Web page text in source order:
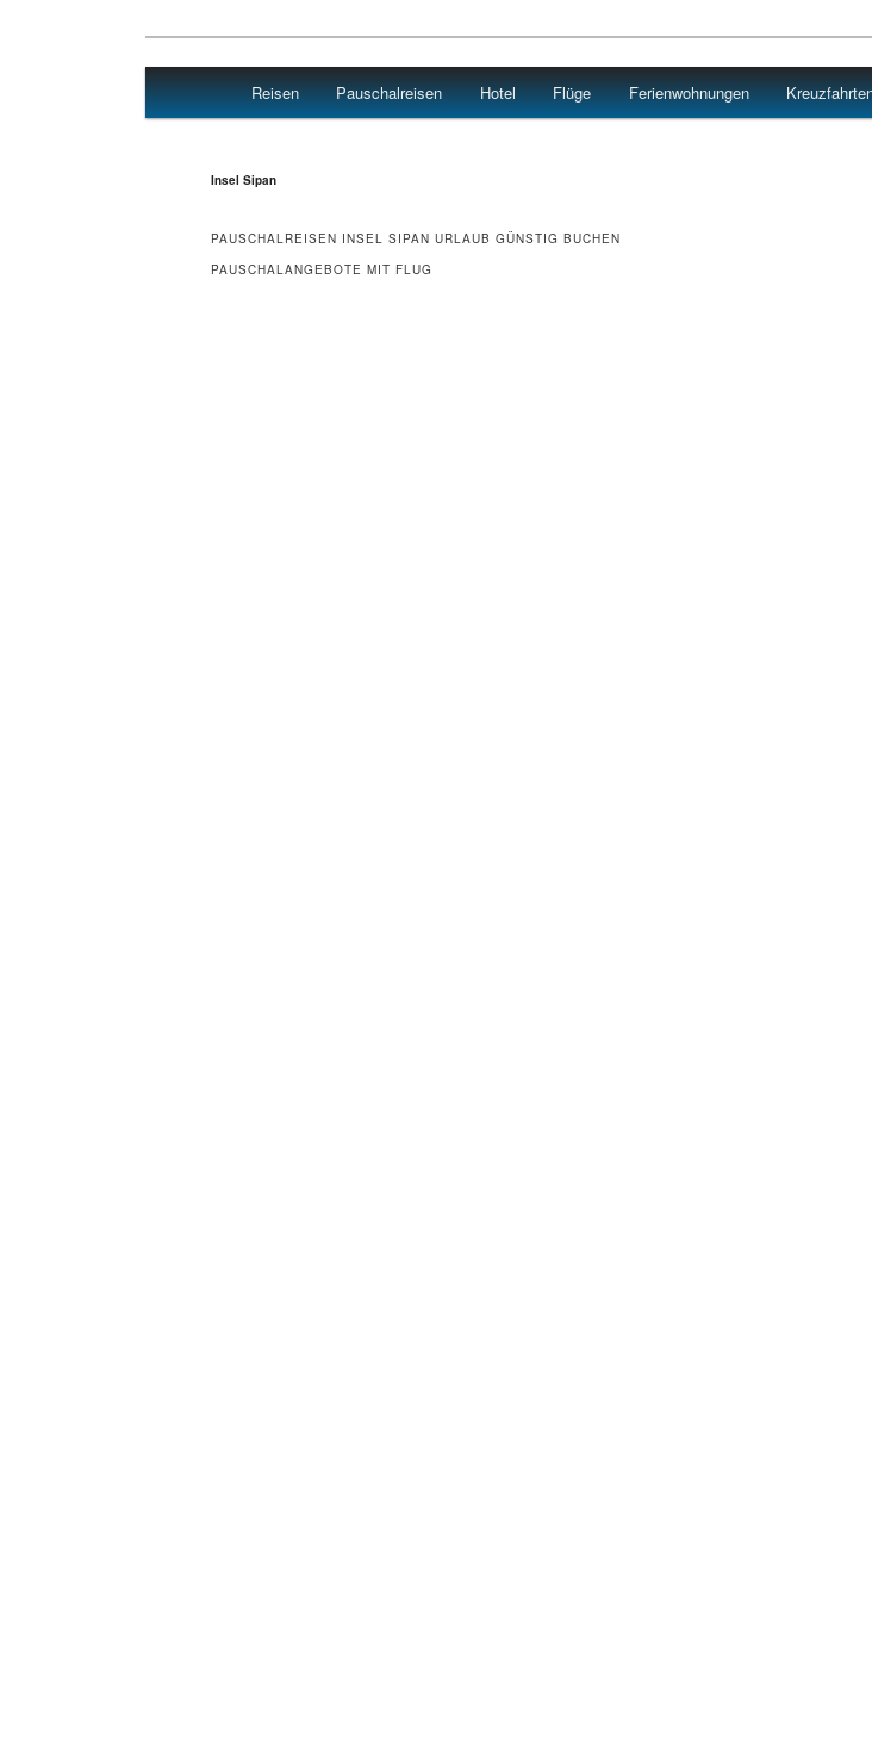
Reisen Hotel Flug
Main menu
Skip to primary content
Skip to secondary content
Reisen Pauschalreisen Hotel Flüge Ferienwohnungen
Insel Sipan
PAUSCHALREISEN INSEL SIPAN URLAUB GÜNSTIG BUCHEN
PAUSCHALANGEBOTE MIT FLUG